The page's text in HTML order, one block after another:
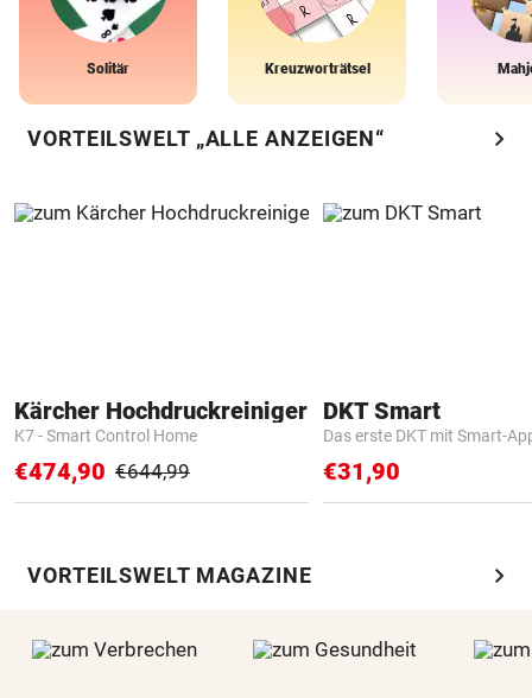
Solitär Kreuzworträtsel
VORTEILSWELT „ALLE ANZEIGEN“ chevron_right
Kärcher Hochdruckreiniger
K7 - Smart Control Home
€474,90 €644,99
DKT Smart
Das erste DKT mit Smart-
€31,90
VORTEILSWELT MAGAZINE chevron_right